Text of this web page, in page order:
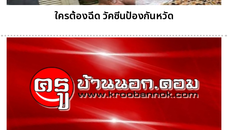
ใครต้องฉีด วัคซีนป้องกันหวัด